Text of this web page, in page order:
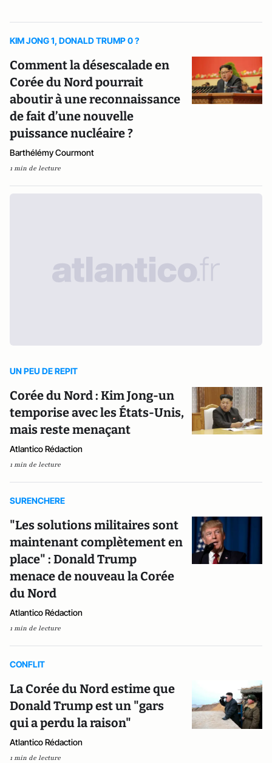
KIM JONG 1, DONALD TRUMP 0 ?
Comment la désescalade en
Corée du Nord pourrait
aboutir à une reconnaissance
de fait d’une nouvelle
puissance nucléaire ?
Barthélémy Courmont
1 min de lecture
UN PEU DE REPIT
Corée du Nord : Kim Jong-un
temporise avec les États-Unis,
mais reste menaçant
Atlantico Rédaction
1 min de lecture
SURENCHERE
"Les solutions militaires sont
maintenant complètement en
place" : Donald Trump
menace de nouveau la Corée
du Nord
Atlantico Rédaction
1 min de lecture
CONFLIT
La Corée du Nord estime que
Donald Trump est un "gars
qui a perdu la raison"
Atlantico Rédaction
1 min de lecture